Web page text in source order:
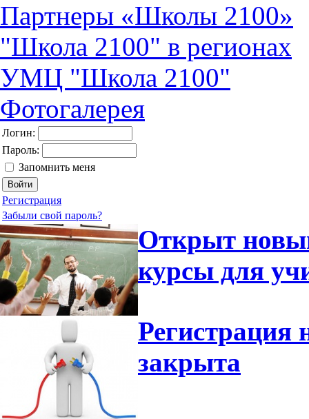
Партнеры «Школы 2100»
"Школа 2100" в регионах
УМЦ "Школа 2100"
Фотогалерея
Логин:
Пароль:
Запомнить меня
Регистрация
Забыли свой пароль?
Открыт
курсы для
Регистрация
закрыта